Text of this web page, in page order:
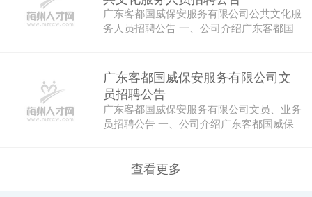
广东客都国威保安服务有限公司公共文化服
务人员招聘公告 一、公司介绍广东客都国
广东客都国威保安服务有限公司文
员招聘公告
广东客都国威保安服务有限公司文员、业务
员招聘公告 一、公司介绍广东客都国威保
查看更多